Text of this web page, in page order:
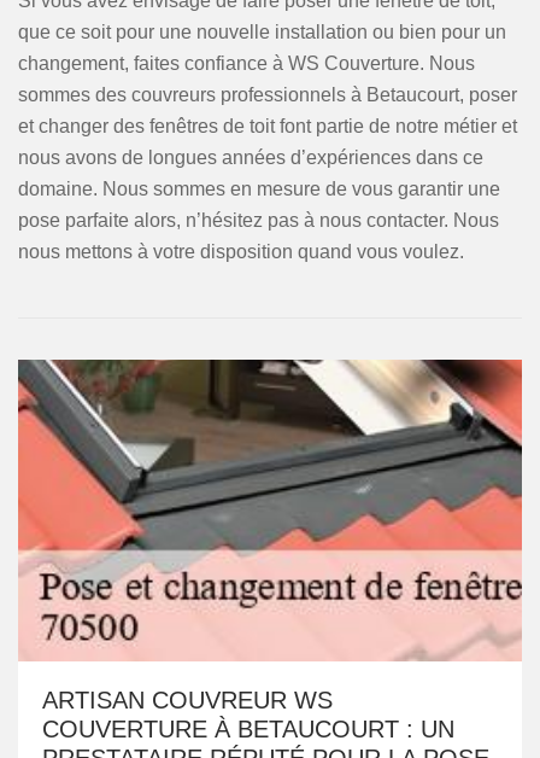
que ce soit pour une nouvelle installation ou bien pour un
changement, faites confiance à WS Couverture. Nous
sommes des couvreurs professionnels à Betaucourt, poser
et changer des fenêtres de toit font partie de notre métier et
nous avons de longues années d’expériences dans ce
domaine. Nous sommes en mesure de vous garantir une
pose parfaite alors, n’hésitez pas à nous contacter. Nous
nous mettons à votre disposition quand vous voulez.
ARTISAN COUVREUR WS
COUVERTURE À BETAUCOURT : UN